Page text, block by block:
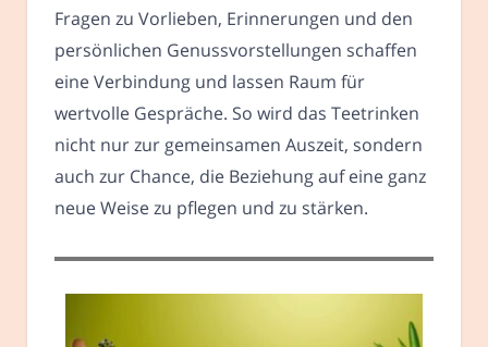
Fragen zu Vorlieben, Erinnerungen und den
persönlichen Genussvorstellungen schaffen
eine Verbindung und lassen Raum für
wertvolle Gespräche. So wird das Teetrinken
nicht nur zur gemeinsamen Auszeit, sondern
auch zur Chance, die Beziehung auf eine ganz
neue Weise zu pflegen und zu stärken.